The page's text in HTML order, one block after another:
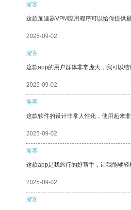
游客
这款加速器VPM应用程序可以给你提供
2025-09-02
游客
这款app的用户群体非常庞大，我可以结
2025-09-02
游客
这款软件的设计非常人性化，使用起来非
2025-09-02
游客
这款app是我旅行的好帮手，让我能够轻
2025-09-02
游客